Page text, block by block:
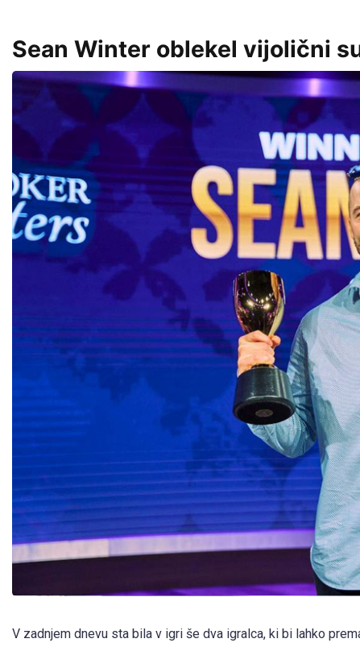
Sean Winter oblekel vijolični
V zadnjem dnevu sta bila v igri še dva igralca, ki bi lahko